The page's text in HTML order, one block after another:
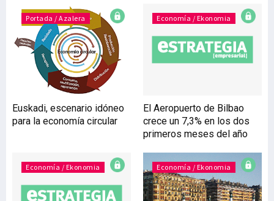
“que debemos convertir en
una fuente de
oportunidades para la
creación de nuevas
empresas y generación de
Territorial y Vivienda, Iñaki
Arriola. Por eso destina
importantes recursos a
este fin. El Plan
Estratégico de
Subvenciones de este
Departamento contempló
Portada / Azalera
Euskadi, escenario idóneo
para la economía circular
Economía / Ekonomia
El Aeropuerto de Bilbao
crece un 7,3% en los dos
primeros meses del año
Economía / Ekonomia Economía / Ekonomia